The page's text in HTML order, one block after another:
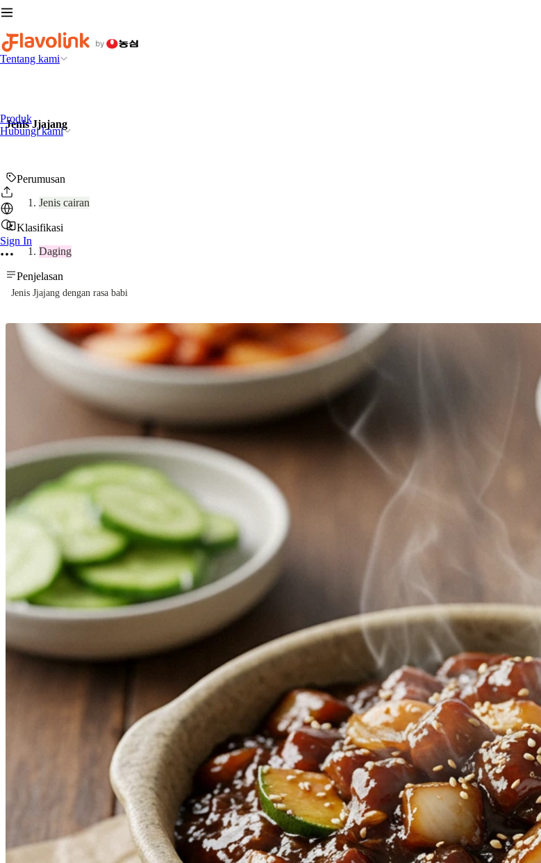
Tentang kami
Produk
Hubungi kami
Sign In
Jenis Jjajang
Perumusan
Jenis cairan
Klasifikasi
Daging
Penjelasan
Jenis Jjajang dengan rasa babi